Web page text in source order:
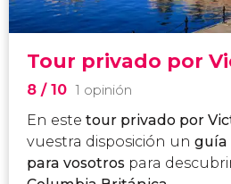
Tour privado por
8 / 10 1 opinión
En este tour privado por
vuestra disposición un guía
para vosotros para